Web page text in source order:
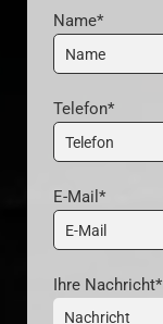
Name*
Telefon*
E-Mail*
Ihre Nachricht*